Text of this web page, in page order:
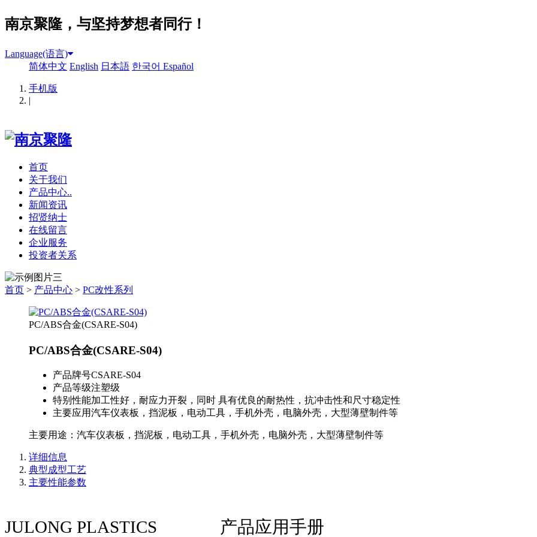
南京聚隆，与坚持梦想者同行！
Language(语言)
简体中文 English 日本語 한국어 Español
手机版
|
首页
关于我们
产品中心..
新闻资讯
招贤纳士
在线留言
企业服务
投资者关系
首页 > 产品中心 > PC改性系列
PC/ABS合金(CSARE-S04)
PC/ABS合金(CSARE-S04)
产品牌号CSARE-S04
产品等级注塑级
特别性能加工性好，耐应力开裂，同时 具有优良的耐热性，抗冲击性和尺寸稳定性
主要应用汽车仪表板，挡泥板，电动工具，手机外壳，电脑外壳，大型薄壁制件等
主要用途：汽车仪表板，挡泥板，电动工具，手机外壳，电脑外壳，大型薄壁制件等
详细信息
典型成型工艺
主要性能参数
JULONG PLASTICS 产品应用手册